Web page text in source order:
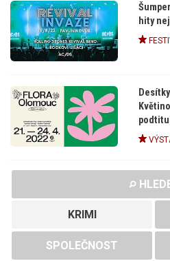
hity
KRIMI
SPOLEČNOST